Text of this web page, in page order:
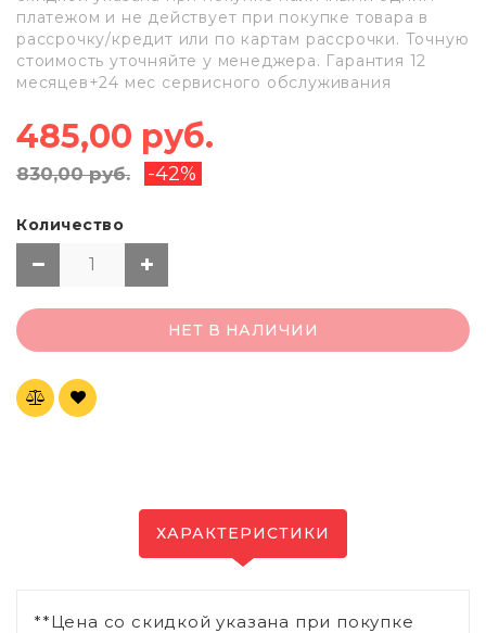
платежом и не действует при покупке товара в
рассрочку/кредит или по картам рассрочки. Точную
стоимость уточняйте у менеджера. Гарантия 12
месяцев+24 мес сервисного обслуживания
485,00 руб.
830,00 руб. -42%
Количество
НЕТ В НАЛИЧИИ
ХАРАКТЕРИСТИКИ
**Цена со скидкой указана при покупке